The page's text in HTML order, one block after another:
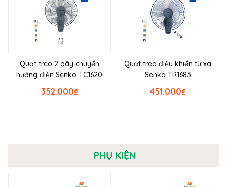
Quạt treo 2 dây chuyển
hướng điện Senko TC1620
₫
352.000
Quạt treo điều khiển từ xa
Senko TR1683
₫
451.000
PHỤ KIỆN